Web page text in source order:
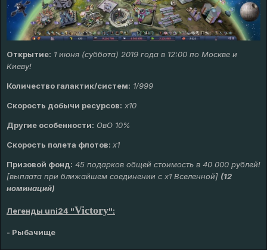
Открытие: 1 июня (суббота) 2019 года в 12:00 по Москве и
Киеву!
Количество галактик/систем: 1/999
Скорость добычи ресурсов: х10
Другие особенности: ОвО 10%
Скорость полета флотов: х1
Призовой фонд: 45 подарков общей стоимость в 40 000 рублей!
[выплата при ближайшем соединении с х1 Вселенной] (12
номинаций)
Легенды uni24 "Victory":
- Рыбачище